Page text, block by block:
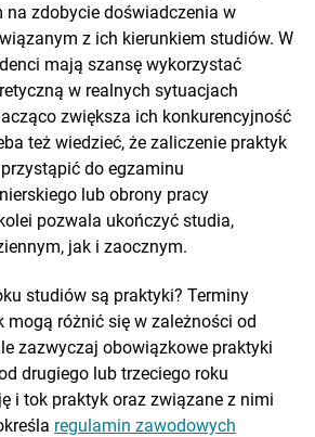
na zdobycie doświadczenia w
z ich kierunkiem studiów. W
mają szansę wykorzystać
w realnych sytuacjach
zwiększa ich konkurencyjność
też wiedzieć, że zaliczenie praktyk
do egzaminu
lub obrony pracy
pozwala ukończyć studia,
jak i zaocznym.
studiów są praktyki? Terminy
mogą różnić się w zależności od
zazwyczaj obowiązkowe praktyki
drugiego lub trzeciego roku
i tok praktyk oraz związane z nimi
regulamin zawodowych